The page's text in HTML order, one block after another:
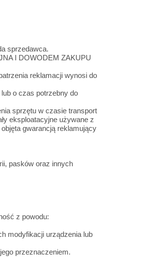
sprzedawca.
I DOWODEM ZAKUPU
reklamacji wynosi do
o czas potrzebny do
sprzętu w czasie transport
eksploatacyjne używane z
gwarancją reklamujący
pasków oraz innych
z powodu:
modyfikacji urządzenia lub
przeznaczeniem.